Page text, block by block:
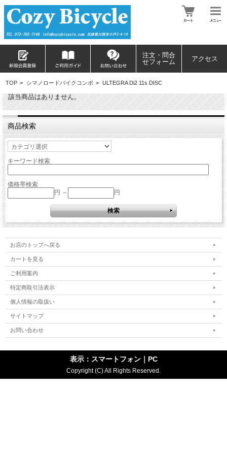
注文・問合
せフォーム
アクセス
TOP > シマノロードバイクコンポ > ULTEGRA Di2 11s DISC
該当商品はありません。
商品検索
キーワード検索
価格帯検索
円 ～
円
お店のトップへ戻る
カートを見る
ご利用案内
特定商取引法表示
個人情報の取扱い
サイトマップ
お問い合わせ
表示：スマートフォン｜ PC
Copyright (C) All Rights Reserved.